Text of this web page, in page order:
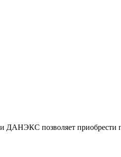
ДАНЭКС позволяет